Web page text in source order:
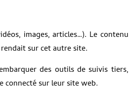
images, articles…). Le contenu
sur cet autre site.
des outils de suivis tiers,
connecté sur leur site web.